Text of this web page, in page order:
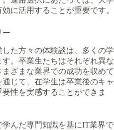
に活用することが重要です。
ー
た方々の体験談は、多くの学
。卒業生たちはそれぞれ異な
ざまな業界での成功を収めて
じて、在学生は卒業後のキャ
性を実感することができま
んだ専門知識を基にIT業界で